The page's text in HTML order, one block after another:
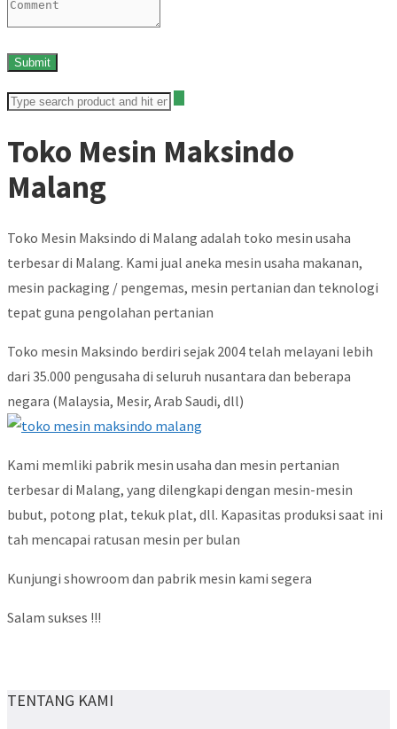
Toko Mesin Maksindo
Malang
Toko Mesin Maksindo di Malang adalah toko mesin usaha
terbesar di Malang. Kami jual aneka mesin usaha makanan,
mesin packaging / pengemas, mesin pertanian dan teknologi
tepat guna pengolahan pertanian
Toko mesin Maksindo berdiri sejak 2004 telah melayani lebih
dari 35.000 pengusaha di seluruh nusantara dan beberapa
negara (Malaysia, Mesir, Arab Saudi, dll)
Kami memliki pabrik mesin usaha dan mesin pertanian
terbesar di Malang, yang dilengkapi dengan mesin-mesin
bubut, potong plat, tekuk plat, dll. Kapasitas produksi saat ini
tah mencapai ratusan mesin per bulan
Kunjungi showroom dan pabrik mesin kami segera
Salam sukses !!!
TENTANG KAMI